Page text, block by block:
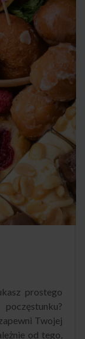
prostego
Twojej
od tego,